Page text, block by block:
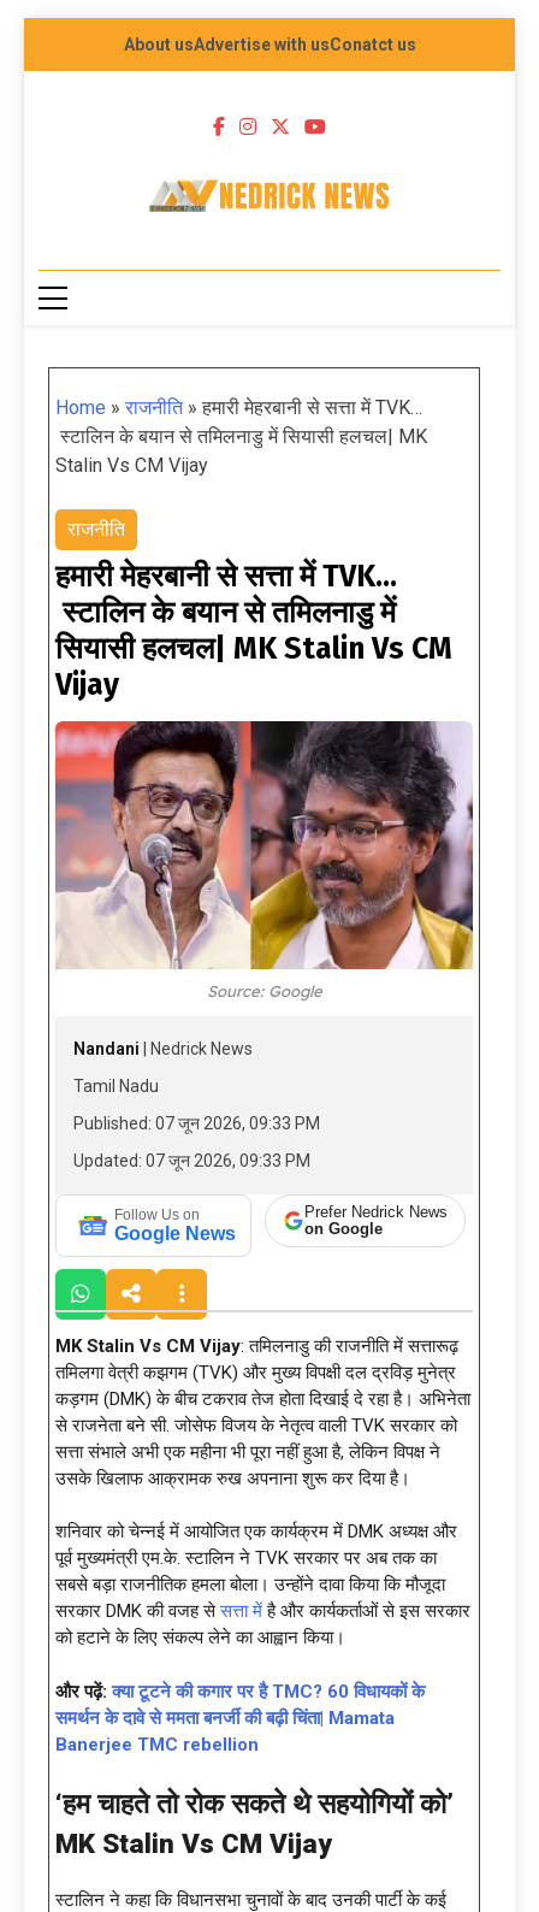
About usAdvertise with usConatct us
NEDRICK NEWS
Home »राजनीति»हमारी मेहरबानी से सत्ता में TVK…
स्टालिन के बयान से तमिलनाडु में सियासी हलचल| MK
Stalin Vs CM Vijay
राजनीति
हमारी मेहरबानी से सत्ता में TVK…
स्टालिन के बयान से तमिलनाडु में
सियासी हलचल| MK Stalin Vs CM
Vijay
Source: Google
Nandani | Nedrick News
Tamil Nadu
Published: 07 जून 2026, 09:33 PM
Updated: 07 जून 2026, 09:33 PM
Follow Us on
Google News
Prefer Nedrick News
on Google
MK Stalin Vs CM Vijay: तमिलनाडु की राजनीति में सत्तारूढ़
तमिलगा वेत्री कझगम (TVK) और मुख्य विपक्षी दल द्रविड़ मुनेत्र
कड़गम (DMK) के बीच टकराव तेज होता दिखाई दे रहा है। अभिनेता
से राजनेता बने सी. जोसेफ विजय के नेतृत्व वाली TVK सरकार को
सत्ता संभाले अभी एक महीना भी पूरा नहीं हुआ है, लेकिन विपक्ष ने
उसके खिलाफ आक्रामक रुख अपनाना शुरू कर दिया है।
शनिवार को चेन्नई में आयोजित एक कार्यक्रम में DMK अध्यक्ष और
पूर्व मुख्यमंत्री एम.के. स्टालिन ने TVK सरकार पर अब तक का
सबसे बड़ा राजनीतिक हमला बोला। उन्होंने दावा किया कि मौजूदा
सरकार DMK की वजह सेसत्ता मेंहै और कार्यकर्ताओं से इस सरकार
को हटाने के लिए संकल्प लेने का आह्वान किया।
और पढ़ें:क्या टूटने की कगार पर है TMC? 60 विधायकों के
समर्थन के दावे से ममता बनर्जी की बढ़ी चिंता| Mamata
Banerjee TMC rebellion
‘हम चाहते तो रोक सकते थे सहयोगियों को’
MK Stalin Vs CM Vijay
स्टालिन ने कहा कि विधानसभा चुनावों के बाद उनकी पार्टी के कई